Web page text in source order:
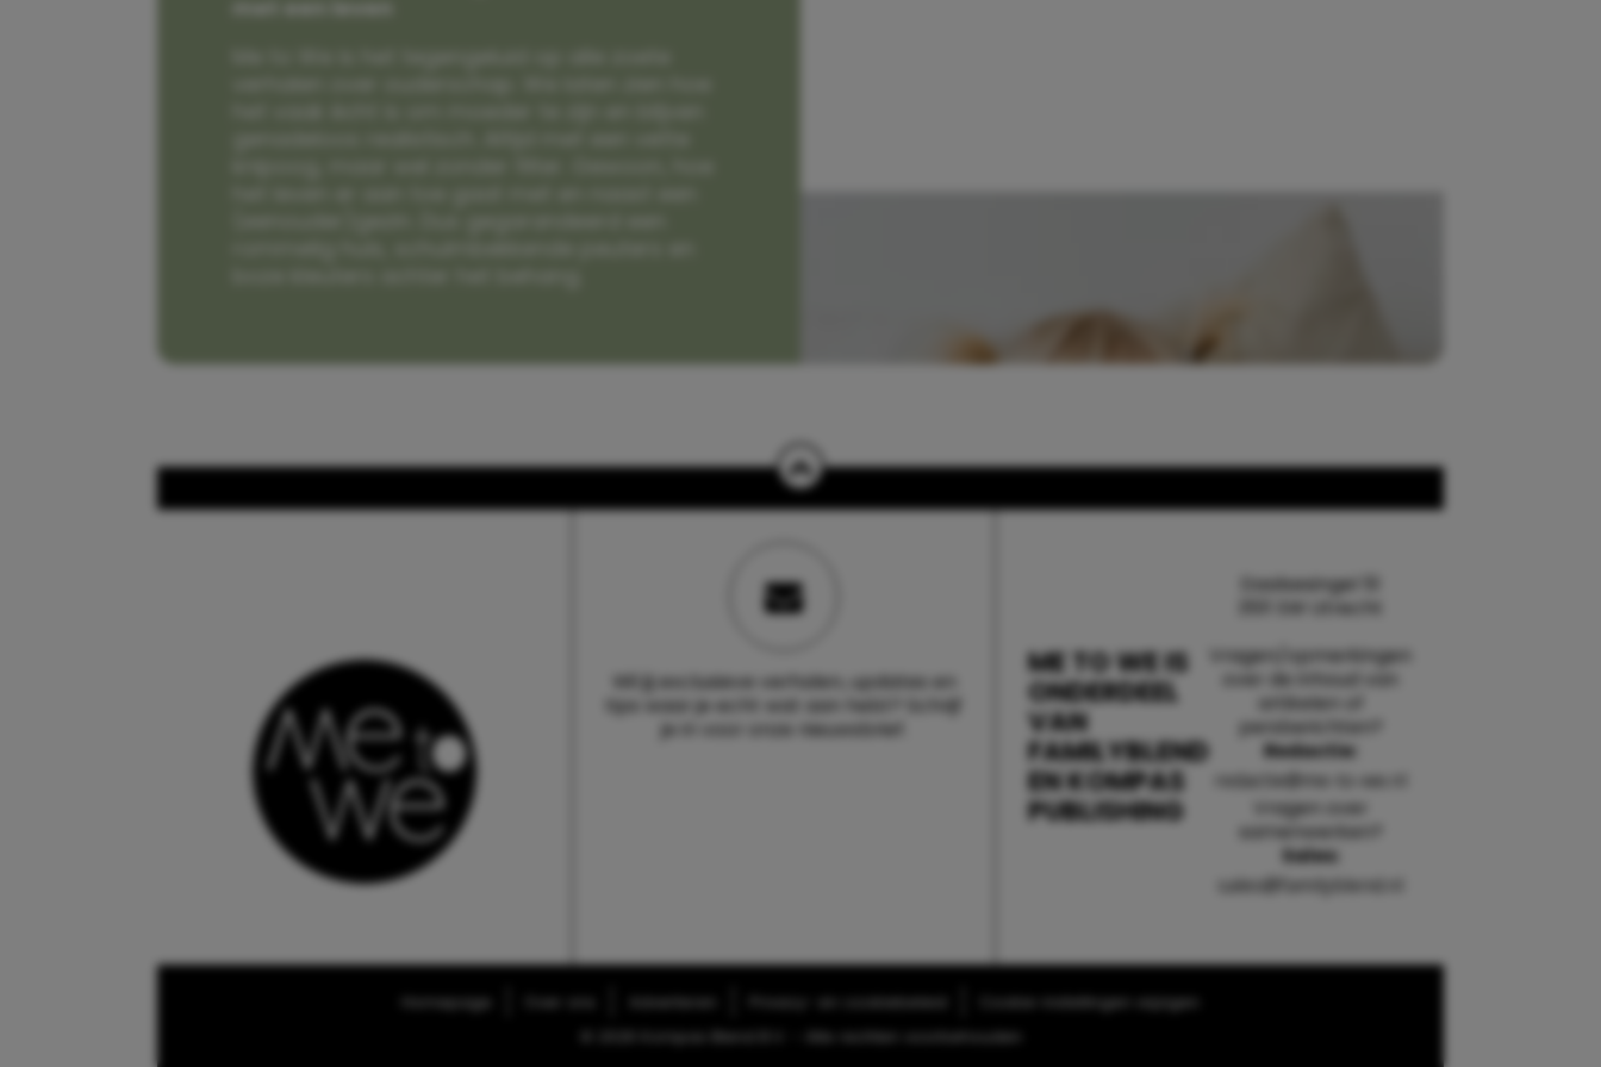
met een leven
Wil jij exclusieve verhalen, updates en
tips waar je echt wat aan hebt? Schrijf
je in voor onze nieuwsbrief.
ME TO WE IS
ONDERDEEL
VAN
FAMILYBLEND
EN KOMPAS
PUBLISHING
Daalsesingel 51
3511 SW Utrecht
Vragen/opmerkingen
over de inhoud van
artikelen of
persberichten?
Redactie:
redactie@me-to-we.nl
Vragen over
samenwerken?
Sales:
sales@familyblend.nl
Homepage
Cookie-instellingen wijzigen